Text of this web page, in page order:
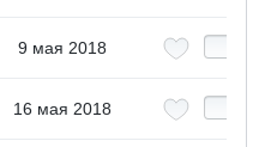
9 мая 2018
16 мая 2018